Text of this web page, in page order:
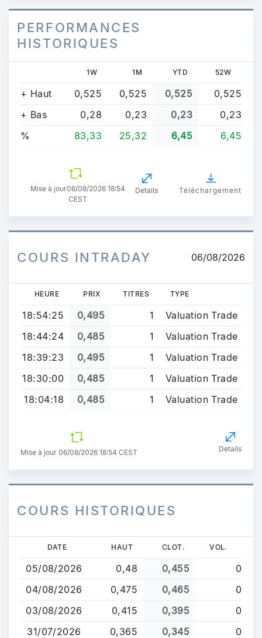
PERFORMANCES
HISTORIQUES
1W 1M YTD 52W
+ Haut 0,525 0,525 0,525
0,525
+ Bas
0,28 0,23 0,23
0,23
%
83,33 25,32 6,45 6,45
Mise à jour06/08/2026 18:54
CEST
Details Téléchargement
COURS INTRADAY 06/08/2026
HEURE PRIX TITRES TYPE
18:54:25 0,495 1
Valuation Trade
18:44:24
0,485 1
Valuation Trade
18:39:23
0,495 1
Valuation Trade
18:30:00
0,485 1
Valuation Trade
18:04:18
0,485 1 Valuation Trade
Mise à jour 06/08/2026 18:54 CEST Details
COURS HISTORIQUES
contenu
principal
DATE HAUT CLOT. VOL.
05/08/2026 0,48 0,455
0
04/08/2026
0,475 0,465
0
03/08/2026
0,415 0,395
0
31/07/2026
0,365 0,345
0